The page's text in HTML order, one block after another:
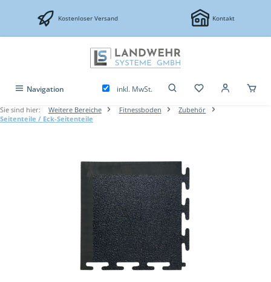
Zum Hauptinhalt springen
Kostenloser Versand Kontakt
Navigation inkl. MwSt.
Sie sind hier: Weitere Bereiche Fitnessboden
Zubehör
Seitenteile / Eck-Seitenteile